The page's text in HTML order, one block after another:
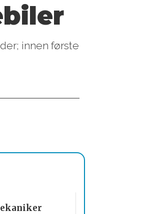
innen første